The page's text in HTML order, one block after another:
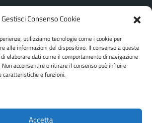
Gestisci Consenso Cookie
utilizziamo tecnologie come i cookie per
alle informazioni del dispositivo. Il consenso a queste
elaborare dati come il comportamento di navigazione
acconsentire o ritirare il consenso può influire
caratteristiche e funzioni.
Accetta
del sito